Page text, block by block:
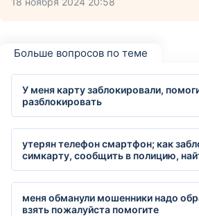
Больше вопросов по теме
У меня карту заблокировали,
разблокировать
утерян телефон смартфон; как
симкарту, сообщить в полицию,
меня обманули мошенники надо
взять пожалуйста помогите